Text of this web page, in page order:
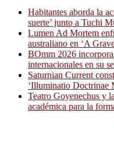
Habitantes aborda la
suerte’ junto a Tuchi
Lumen Ad Mortem
australiano en ‘A
BOmm 2026
internacionales en su
Saturnian Current
‘Illuminatio Doctrinae
Teatro Goyenechus y
académica para la